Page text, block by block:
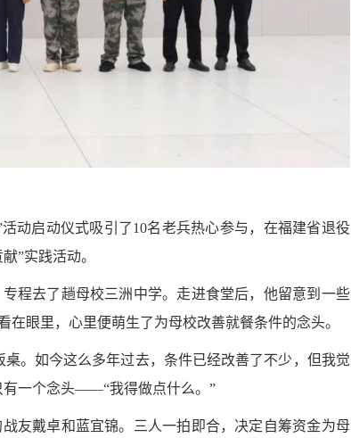
动启动仪式吸引了10名老兵热心参与，在福建省退役
”实践活动。
程去了趟母校三洲中学。走进食堂后，他留意到一些
眼里，心里便萌生了为母校改善就餐条件的念头。
。如今这么多年过去，条件已经改善了不少，但我觉
有一个念头——“我得做点什么。”
友戴卓和蓝宜锦。三人一拍即合，决定自筹资金为母